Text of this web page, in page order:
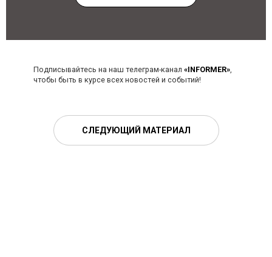
Подписывайтесь на наш телеграм-канал «INFORMER»,
чтобы быть в курсе всех новостей и событий!
СЛЕДУЮЩИЙ МАТЕРИАЛ